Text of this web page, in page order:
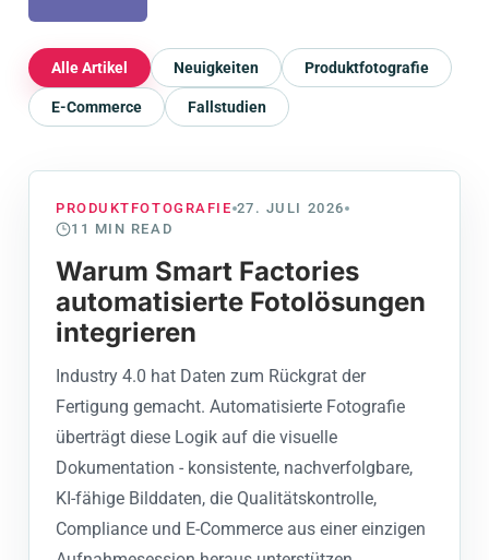
Alle Artikel Neuigkeiten Produktfotografie
E-Commerce Fallstudien
PRODUKTFOTOGRAFIE 27. JULI 2026
11 MIN READ
Warum Smart Factories
automatisierte Fotolösungen
integrieren
Industry 4.0 hat Daten zum Rückgrat der
Fertigung gemacht. Automatisierte Fotografie
überträgt diese Logik auf die visuelle
Dokumentation - konsistente, nachverfolgbare,
KI-fähige Bilddaten, die Qualitätskontrolle,
Compliance und E-Commerce aus einer einzigen